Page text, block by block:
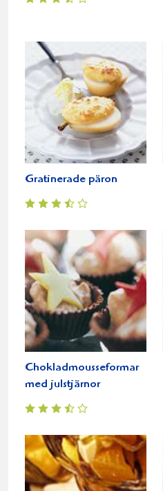
Gratinerade päron
Chokladmousseformar
med julstjärnor